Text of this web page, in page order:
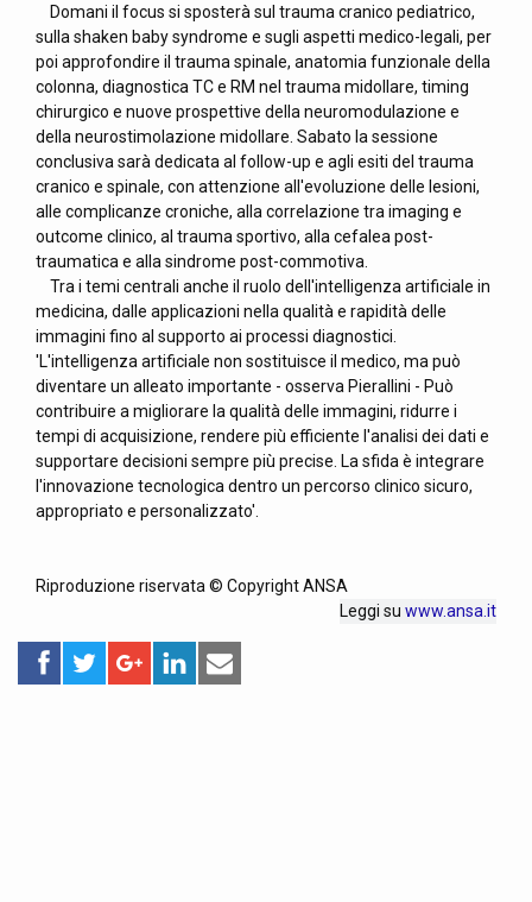
Domani il focus si sposterà sul trauma cranico pediatrico,
sulla shaken baby syndrome e sugli aspetti medico-legali, per
poi approfondire il trauma spinale, anatomia funzionale della
colonna, diagnostica TC e RM nel trauma midollare, timing
chirurgico e nuove prospettive della neuromodulazione e
della neurostimolazione midollare. Sabato la sessione
conclusiva sarà dedicata al follow-up e agli esiti del trauma
cranico e spinale, con attenzione all'evoluzione delle lesioni,
alle complicanze croniche, alla correlazione tra imaging e
outcome clinico, al trauma sportivo, alla cefalea post-
traumatica e alla sindrome post-commotiva.
Tra i temi centrali anche il ruolo dell'intelligenza artificiale in
medicina, dalle applicazioni nella qualità e rapidità delle
immagini fino al supporto ai processi diagnostici.
'L'intelligenza artificiale non sostituisce il medico, ma può
diventare un alleato importante - osserva Pierallini - Può
contribuire a migliorare la qualità delle immagini, ridurre i
tempi di acquisizione, rendere più efficiente l'analisi dei dati e
supportare decisioni sempre più precise. La sfida è integrare
l'innovazione tecnologica dentro un percorso clinico sicuro,
appropriato e personalizzato'.
Riproduzione riservata © Copyright ANSA
Leggi su www.ansa.it